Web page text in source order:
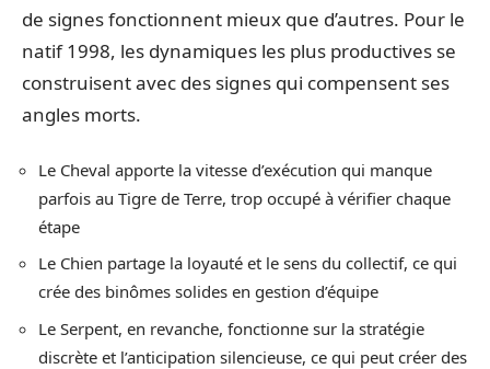
de signes fonctionnent mieux que d’autres. Pour le
natif 1998, les dynamiques les plus productives se
construisent avec des signes qui compensent ses
angles morts.
Le Cheval apporte la vitesse d’exécution qui manque
parfois au Tigre de Terre, trop occupé à vérifier chaque
étape
Le Chien partage la loyauté et le sens du collectif, ce qui
crée des binômes solides en gestion d’équipe
Le Serpent, en revanche, fonctionne sur la stratégie
discrète et l’anticipation silencieuse, ce qui peut créer des